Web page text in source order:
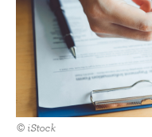
© iStock